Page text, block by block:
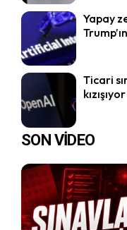
Yapay
Ticari
kızışıyor
SON VİDEO